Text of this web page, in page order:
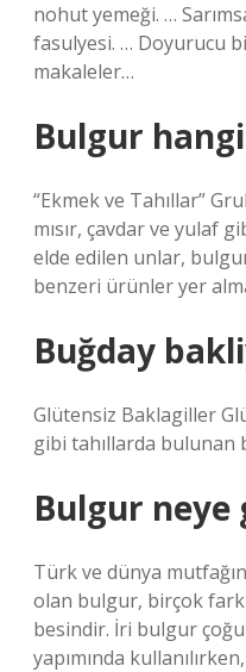
nohut yemeği. …
fasulyesi. … Doyurucu
makaleler…
Bulgur
“Ekmek ve Tahıllar”
mısır, çavdar ve yulaf
elde edilen unlar,
benzeri ürünler yer
Buğday
Glütensiz Baklagiller
gibi tahıllarda
Bulgur neye
Türk ve dünya
olan bulgur, birçok
besindir. İri bulgur
yapımında